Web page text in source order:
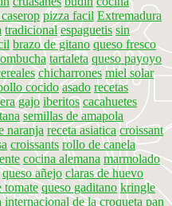
pizza facil Extremadura
tradicional espaguetis sin
brazo de gitano queso fresco
tartaleta queso payoyo
chicharrones miel solar
cocido asado recetas
gajo iberitos cacahuetes
semillas de amapola
naranja receta asiatica croissant
croissants rollo de canela
cocina alemana marmolado
queso añejo claras de huevo
tomate queso gaditano kringle
internacional de la croqueta pan